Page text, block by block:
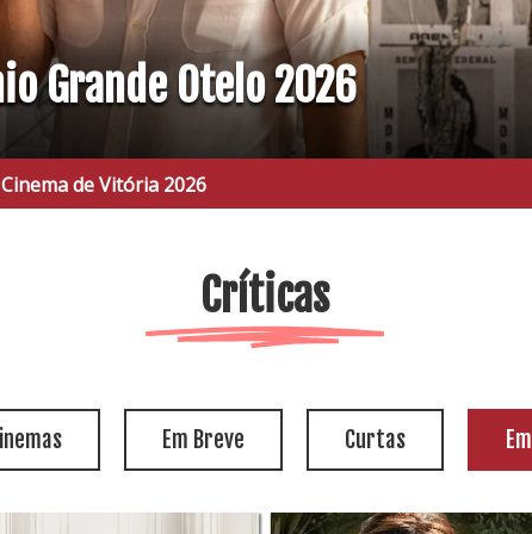
Grande Otelo 2026
Vitória 2026
Críticas
Em Breve Curtas